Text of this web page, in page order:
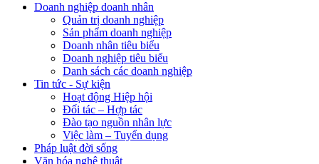
Doanh nghiệp doanh nhân
Quản trị doanh nghiệp
Sản phẩm doanh nghiệp
Doanh nhân tiêu biểu
Doanh nghiệp tiêu biểu
Danh sách các doanh nghiệp
Tin tức - Sự kiện
Hoạt động Hiệp hội
Đối tác – Hợp tác
Đào tạo nguồn nhân lực
Việc làm – Tuyển dụng
Pháp luật đời sống
Văn hóa nghệ thuật